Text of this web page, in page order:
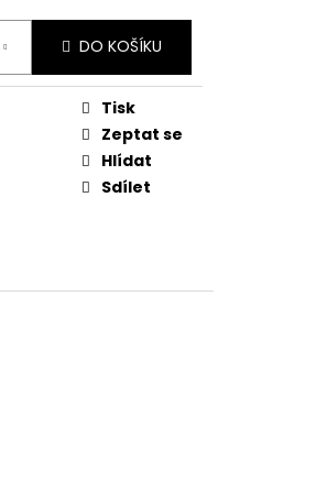
DO KOŠÍKU
Tisk
Zeptat se
Hlídat
Sdílet